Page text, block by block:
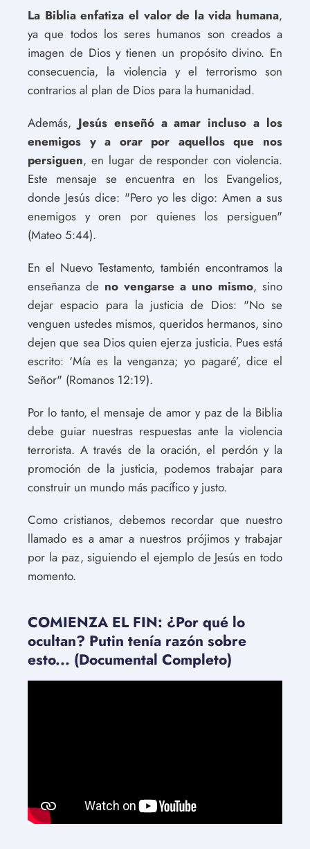
La Biblia enfatiza el valor de la vida humana,
ya que todos los seres humanos son creados a
imagen de Dios y tienen un propósito divino. En
consecuencia, la violencia y el terrorismo son
contrarios al plan de Dios para la humanidad.
Además, Jesús enseñó a amar incluso a los
enemigos y a orar por aquellos que nos
persiguen, en lugar de responder con violencia.
Este mensaje se encuentra en los Evangelios,
donde Jesús dice: "Pero yo les digo: Amen a sus
enemigos y oren por quienes los persiguen"
(Mateo 5:44).
En el Nuevo Testamento, también encontramos la
enseñanza de no vengarse a uno mismo, sino
dejar espacio para la justicia de Dios: "No se
venguen ustedes mismos, queridos hermanos, sino
dejen que sea Dios quien ejerza justicia. Pues está
escrito: ‘Mía es la venganza; yo pagaré’, dice el
Señor" (Romanos 12:19).
Por lo tanto, el mensaje de amor y paz de la Biblia
debe guiar nuestras respuestas ante la violencia
terrorista. A través de la oración, el perdón y la
promoción de la justicia, podemos trabajar para
construir un mundo más pacífico y justo.
Como cristianos, debemos recordar que nuestro
llamado es a amar a nuestros prójimos y trabajar
por la paz, siguiendo el ejemplo de Jesús en todo
momento.
COMIENZA EL FIN: ¿Por qué lo
ocultan? Putin tenía razón sobre
esto... (Documental Completo)